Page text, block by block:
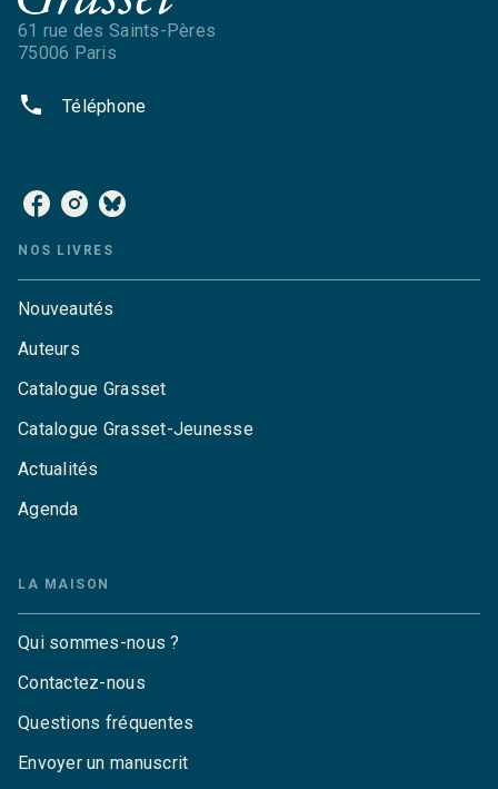
61 rue des Saints-Pères
75006 Paris
phone Téléphone
NOS LIVRES
Nouveautés
Auteurs
Catalogue Grasset
Catalogue Grasset-Jeunesse
Actualités
Agenda
LA MAISON
Qui sommes-nous ?
Contactez-nous
Questions fréquentes
Envoyer un manuscrit